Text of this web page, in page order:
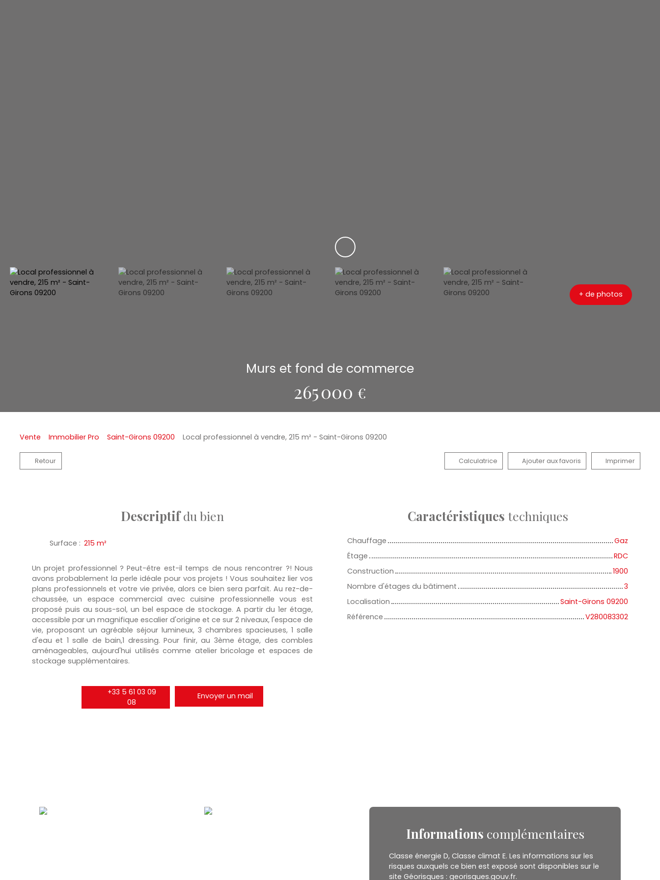
+ de photos
Murs et fond de commerce
265 000 €
Vente Immobilier Pro Saint-Girons 09200 Local professionnel à vendre, 215 m² - Saint-Girons 09200
Retour Calculatrice Ajouter aux favoris Imprimer
Descriptifdu bien
Surface : 215 m²
Un projet professionnel ? Peut-être est-il temps de nous rencontrer ?! Nous
avons probablement la perle idéale pour vos projets ! Vous souhaitez lier vos
plans professionnels et votre vie privée, alors ce bien sera parfait. Au rez-de-
chaussée, un espace commercial avec cuisine professionnelle vous est
proposé puis au sous-sol, un bel espace de stockage. A partir du 1er étage,
accessible par un magnifique escalier d'origine et ce sur 2 niveaux, l'espace de
vie, proposant un agréable séjour lumineux, 3 chambres spacieuses, 1 salle
d'eau et 1 salle de bain,1 dressing. Pour finir, au 3ème étage, des combles
aménageables, aujourd'hui utilisés comme atelier bricolage et espaces de
stockage supplémentaires.
+33 5 61 03 09
08
Envoyer un mail
Caractéristiques techniques
Chauffage
Gaz
Étage
RDC
Construction
1900
Nombre d'étages du bâtiment
3
Localisation
Saint-Girons 09200
Référence
V280083302
Informations complémentaires
Classe énergie D, Classe climat E. Les informations sur les
risques auxquels ce bien est exposé sont disponibles sur le
site Géorisques : georisques.gouv.fr.